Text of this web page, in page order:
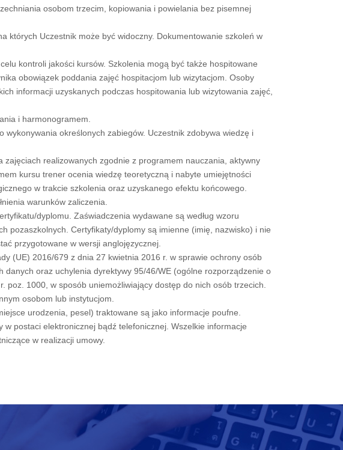
osobom trzecim, kopiowania i powielania bez pisemnej
których Uczestnik może być widoczny. Dokumentowanie szkoleń w
kontroli jakości kursów. Szkolenia mogą być także hospitowane
obowiązek poddania zajęć hospitacjom lub wizytacjom. Osoby
informacji uzyskanych podczas hospitowania lub wizytowania zajęć,
i harmonogramem.
określonych zabiegów. Uczestnik zdobywa wiedzę i
zajęciach realizowanych zgodnie z programem nauczania, aktywny
kursu trener ocenia wiedzę teoretyczną i nabyte umiejętności
w trakcie szkolenia oraz uzyskanego efektu końcowego.
warunków zaliczenia.
dyplomu. Zaświadczenia wydawane są według wzoru
pozaszkolnych. Certyfikaty/dyplomy są imienne (imię, nazwisko) i nie
przygotowane w wersji anglojęzycznej.
(UE) 2016/679 z dnia 27 kwietnia 2016 r. w sprawie ochrony osób
oraz uchylenia dyrektywy 95/46/WE (ogólne rozporządzenie o
1000, w sposób uniemożliwiający dostęp do nich osób trzecich.
osobom lub instytucjom.
urodzenia, pesel) traktowane są jako informacje poufne.
postaci elektronicznej bądź telefonicznej. Wszelkie informacje
w realizacji umowy.